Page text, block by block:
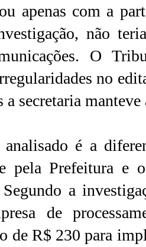
apenas com a
não
O
no
a secretaria manteve
é a
pela Prefeitura e
a
de
de R$ 230 para